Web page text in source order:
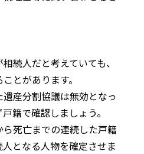
続人だと考えていても、
とがあります。
産分割協議は無効となっ
籍で確認しましょう。
死亡までの連続した戸籍
となる人物を確定させま